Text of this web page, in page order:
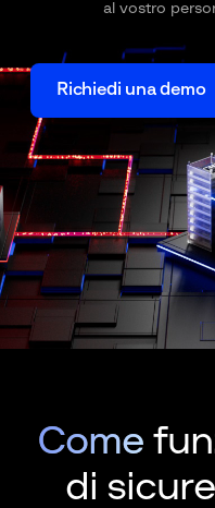
al vostro
Richiedi una demo
Come
di